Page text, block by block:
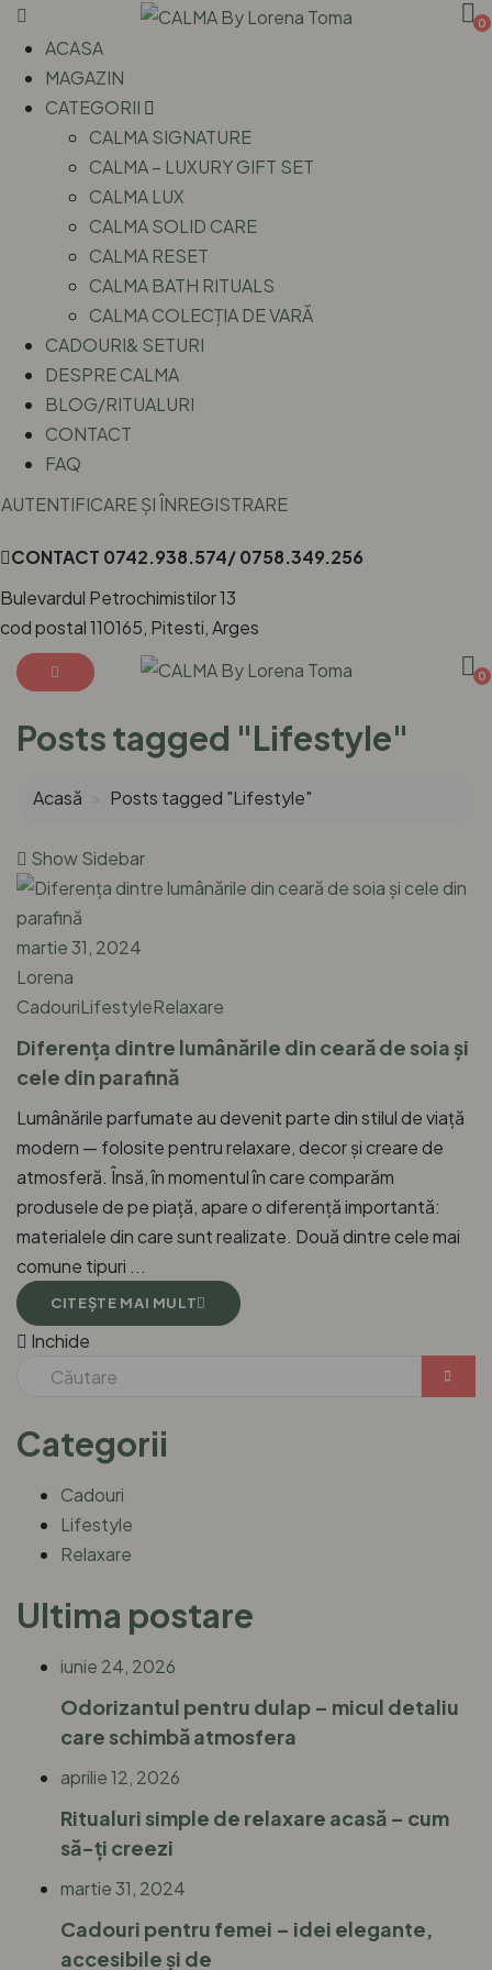
0
ACASA
MAGAZIN
CATEGORII
CALMA SIGNATURE
CALMA – LUXURY GIFT SET
CALMA LUX
CALMA SOLID CARE
CALMA RESET
CALMA BATH RITUALS
CALMA COLECȚIA DE VARĂ
CADOURI& SETURI
DESPRE CALMA
BLOG/RITUALURI
CONTACT
FAQ
AUTENTIFICARE ȘI ÎNREGISTRARE
CONTACT 0742.938.574/ 0758.349.256
Bulevardul Petrochimistilor 13
cod postal 110165, Pitesti, Arges
0
Posts tagged "Lifestyle"
Acasă Posts tagged "Lifestyle"
Show Sidebar
martie 31, 2024
Lorena
CadouriLifestyleRelaxare
Diferența dintre lumânările din ceară de soia și
cele din parafină
Lumânările parfumate au devenit parte din stilul de viață
modern — folosite pentru relaxare, decor și creare de
atmosferă. Însă, în momentul în care comparăm
produsele de pe piață, apare o diferență importantă:
materialele din care sunt realizate. Două dintre cele mai
comune tipuri ...
CITEŞTE MAI MULT
Inchide
Categorii
Cadouri
Lifestyle
Relaxare
Ultima postare
iunie 24, 2026
Odorizantul pentru dulap – micul detaliu
care schimbă atmosfera
aprilie 12, 2026
Ritualuri simple de relaxare acasă – cum
să-ți creezi
martie 31, 2024
Cadouri pentru femei – idei elegante,
accesibile și de